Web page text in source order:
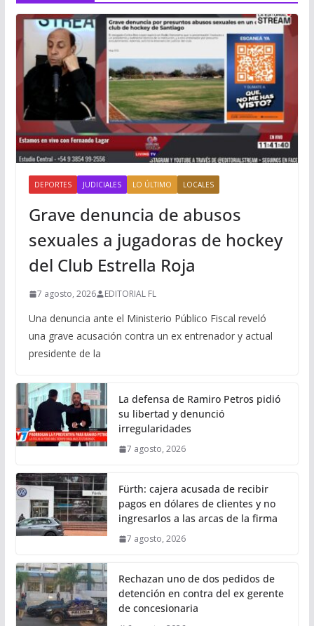
DEPORTES JUDICIALES LO ÚLTIMO LOCALES
Grave denuncia de abusos
sexuales a jugadoras de hockey
del Club Estrella Roja
7 agosto, 2026 EDITORIAL FL
Una denuncia ante el Ministerio Público Fiscal reveló
una grave acusación contra un ex entrenador y actual
presidente de la
La defensa de Ramiro Petros pidió
su libertad y denunció
irregularidades
7 agosto, 2026
Fürth: cajera acusada de recibir
pagos en dólares de clientes y no
ingresarlos a las arcas de la firma
7 agosto, 2026
Rechazan uno de dos pedidos de
detención en contra del ex gerente
de concesionaria